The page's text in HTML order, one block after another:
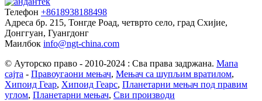
Телефон +8618938188498
Адреса бр. 215, Тонгде Роад, четврто село, град Схијие,
Донггуан, Гуангдонг
Маилбок info@ngt-china.com
© Ауторско право - 2010-2024 : Сва права задржана. Мапа
сајта - Правоугаони мењач, Мењач са шупљим вратилом,
Хипоид Геар, Хипоид Геарс, Планетарни мењач под правим
углом, Планетарни мењач, Сви производи